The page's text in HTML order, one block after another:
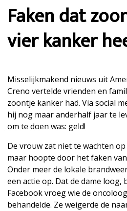
Faken dat
vier kanker
Misselijkmakend nieuws uit
Creno vertelde vrienden en
zoontje kanker had. Via social
hij nog maar anderhalf jaar te
om te doen was: geld!
De vrouw zat niet te wachten
maar hoopte door het faken
Onder meer de lokale
een actie op. Dat de dame loog,
Facebook vroeg wie de
behandelde. Ze weigerde de